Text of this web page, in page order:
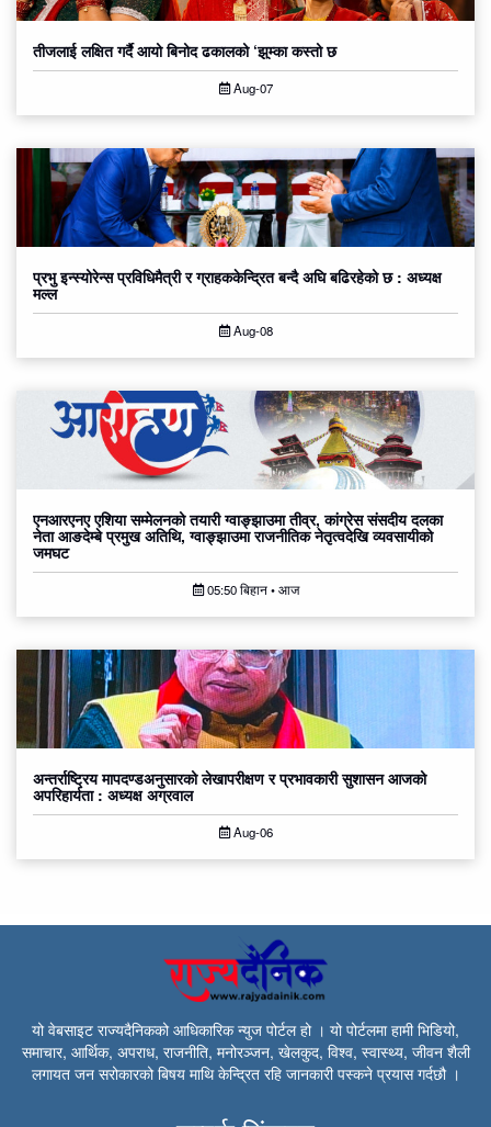
तीजलाई लक्षित गर्दै आयो बिनोद ढकालको ‘झुम्का कस्तो छ
Aug-07
प्रभु इन्स्योरेन्स प्रविधिमैत्री र ग्राहककेन्द्रित बन्दै अघि बढिरहेको छ : अध्यक्ष
मल्ल
Aug-08
एनआरएनए एशिया सम्मेलनको तयारी ग्वाङ्झाउमा तीव्र, कांग्रेस संसदीय दलका
नेता आङदेम्बे प्रमुख अतिथि, ग्वाङ्झाउमा राजनीतिक नेतृत्वदेखि व्यवसायीको
जमघट
05:50 बिहान • आज
अन्तर्राष्ट्रिय मापदण्डअनुसारको लेखापरीक्षण र प्रभावकारी सुशासन आजको
अपरिहार्यता : अध्यक्ष अग्रवाल
Aug-06
यो वेबसाइट राज्यदैनिकको आधिकारिक न्युज पोर्टल हो । यो पोर्टलमा हामी भिडियो,
समाचार, आर्थिक, अपराध, राजनीति, मनोरञ्जन, खेलकुद, विश्व, स्वास्थ्य, जीवन शैली
लगायत जन सरोकारको बिषय माथि केन्द्रित रहि जानकारी पस्कने प्रयास गर्दछौ ।